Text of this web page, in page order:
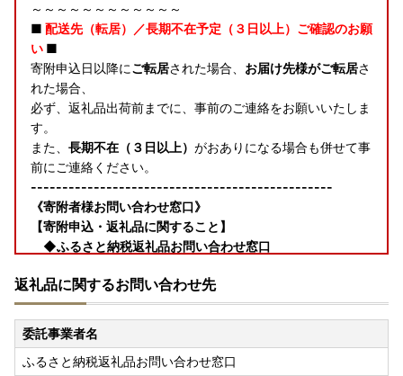
～～～～～～～～～～～～
■ 配送先（転居）／長期不在予定（３日以上）ご確認のお願
い ■
寄附申込日以降にご転居された場合、 お届け先様がご転居さ
れた場合、
必ず、返礼品出荷前までに、事前のご連絡をお願いいたしま
す。
また、 長期不在（３日以上） がおありになる場合も併せて事
前にご連絡ください。
------------------------------------------------
《寄附者様お問い合わせ窓口》
【寄附申込・返礼品に関すること】
◆ふるさと納税返礼品お問い合わせ窓口
日祝日・年末年始を除く）
Mail：contact_r-g@furusatonouzei.jp
【お盆期間中の対応につきまして】
返礼品に関するお問い合わせ先
委託事業者名
ふるさと納税返礼品お問い合わせ窓口